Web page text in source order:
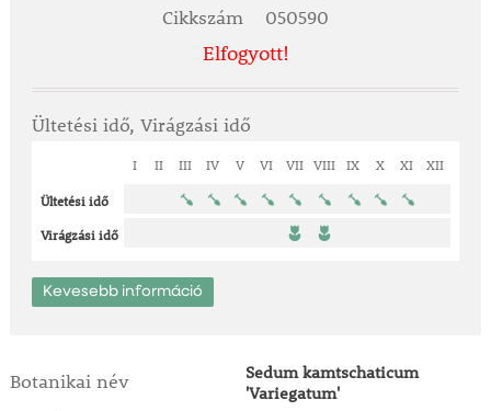
Cikkszám 050590
Elfogyott!
Ültetési idő, Virágzási idő
I II III IV V VI VII VIII IX X XI XII
Ültetési idő
Virágzási idő
Kevesebb információ
Botanikai név
Sedum kamtschaticum
'Variegatum'